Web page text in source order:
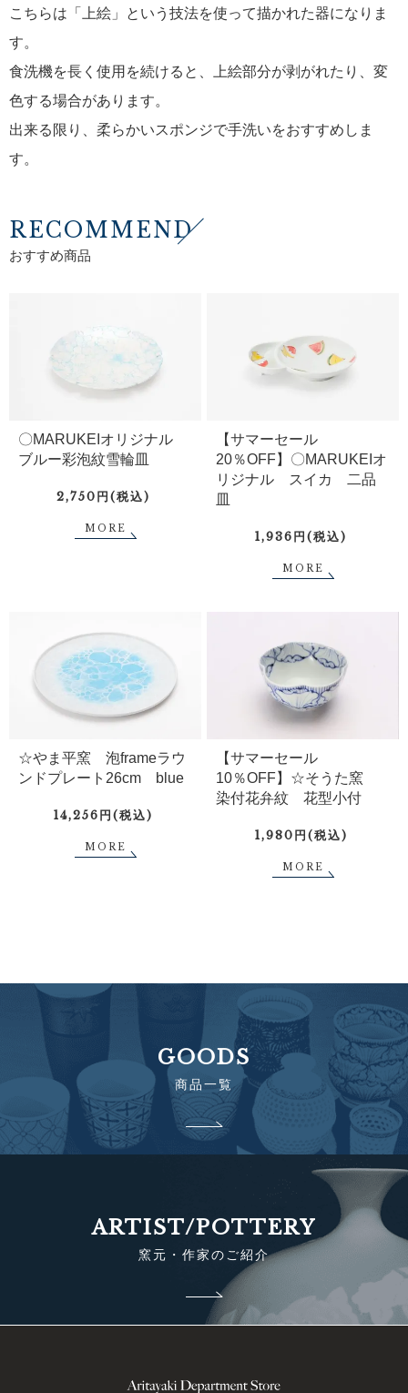
こちらは「上絵」という技法を使って描かれた器になりま
す。
食洗機を長く使用を続けると、上絵部分が剥がれたり、変
色する場合があります。
出来る限り、柔らかいスポンジで手洗いをおすすめしま
す。
RECOMMEND
おすすめ商品
〇MARUKEIオリジナル
ブルー彩泡紋雪輪皿
2,750円(税込)
MORE
【サマーセール
20％OFF】〇MARUKEIオ
リジナル スイカ 二品
皿
1,936円(税込)
MORE
☆やま平窯 泡frameラウ
ンドプレート26cm blue
14,256円(税込)
MORE
【サマーセール
10％OFF】☆そうた窯
染付花弁紋 花型小付
1,980円(税込)
MORE
GOODS
商品一覧
ARTIST/POTTERY
窯元・作家のご紹介